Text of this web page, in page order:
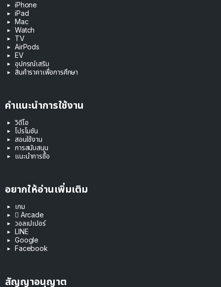
iPhone
iPad
Mac
Watch
TV
AirPods
EV
อุปกรณ์เสริม
สินค้าราคาเพื่อการศึกษา
คำแนะนำการใช้งาน
วิดีโอ
โปรโมชัน
สอนใช้งาน
การสนับสนุน
แนะนำการซื้อ
อยากให้อ่านเพิ่มเติม
เกม
 Arcade
วอลเปเปอร์
LINE
Google
Facebook
สัญญาอนุญาต